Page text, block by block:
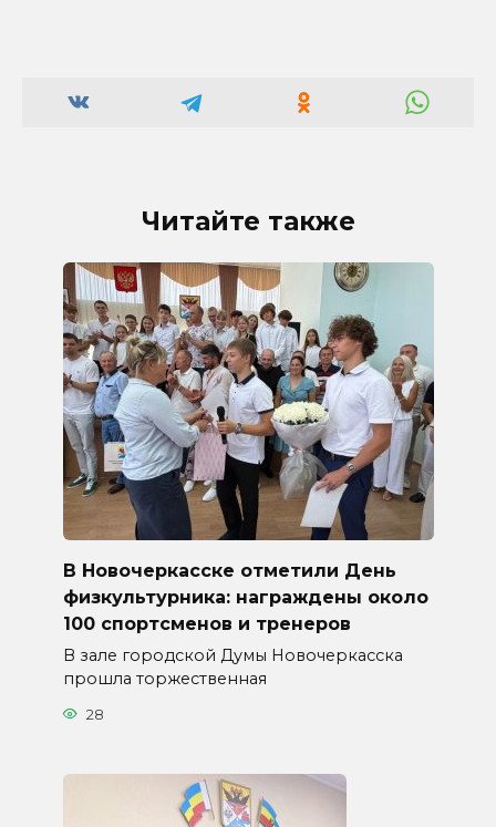
Читайте также
В Новочеркасске отметили День
физкультурника: награждены около
100 спортсменов и тренеров
В зале городской Думы Новочеркасска
прошла торжественная
28